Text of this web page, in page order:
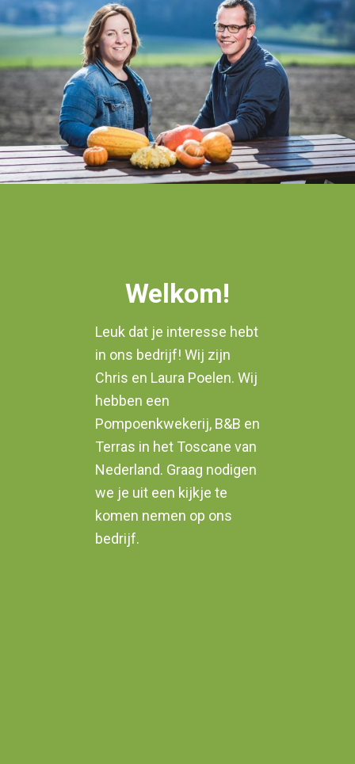
Welkom!
Leuk dat je interesse hebt
in ons bedrijf! Wij zijn
Chris en Laura Poelen. Wij
hebben een
Pompoenkwekerij, B&B en
Terras in het Toscane van
Nederland. Graag nodigen
we je uit een kijkje te
komen nemen op ons
bedrijf.